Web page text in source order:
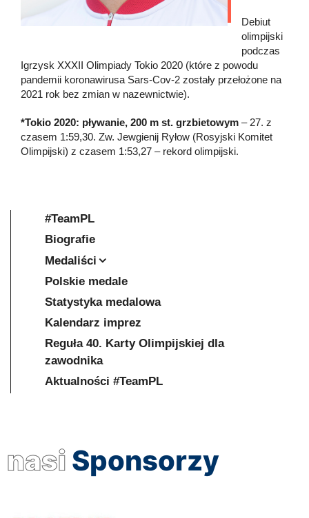
Debiut
olimpijski
podczas
Igrzysk XXXII Olimpiady Tokio 2020 (które z powodu
pandemii koronawirusa Sars-Cov-2 zostały przełożone na
2021 rok bez zmian w nazewnictwie).
*Tokio 2020: pływanie, 200 m st. grzbietowym – 27. z
czasem 1:59,30. Zw. Jewgienij Ryłow (Rosyjski Komitet
Olimpijski) z czasem 1:53,27 – rekord olimpijski.
#TeamPL
Biografie
Medaliści
Polskie medale
Statystyka medalowa
Kalendarz imprez
Reguła 40. Karty Olimpijskiej dla
zawodnika
Aktualności #TeamPL
nasi Sponsorzy